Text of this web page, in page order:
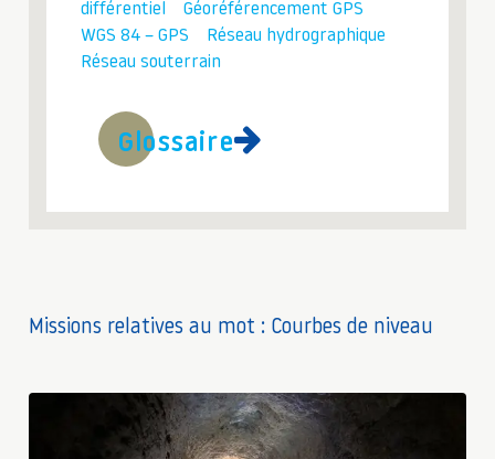
différentiel
Géoréférencement GPS
WGS 84 – GPS
Réseau hydrographique
Réseau souterrain
Glossaire
Missions relatives au mot : Courbes de niveau